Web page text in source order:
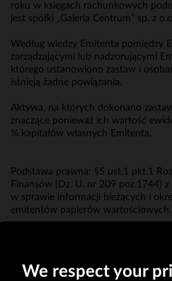
roku w księgach rachunkowych
jest spółki „Galeria Centrum” sp. z
Według wiedzy Emitenta pomiędzy
zarządzającymi lub nadzorującymi
którego ustanowiono zastaw i
istnieją żadne powiązania.
Aktywa, na których dokonano
znaczące ponieważ ich wartość
% kapitałów własnych Emitenta.
Podstawa prawna: §5 ust.1 pkt.1
Finansów (Dz. U. nr 209 poz.1744)
w sprawie informacji bieżących i
emitentów papierów wartościowych.
We respect your